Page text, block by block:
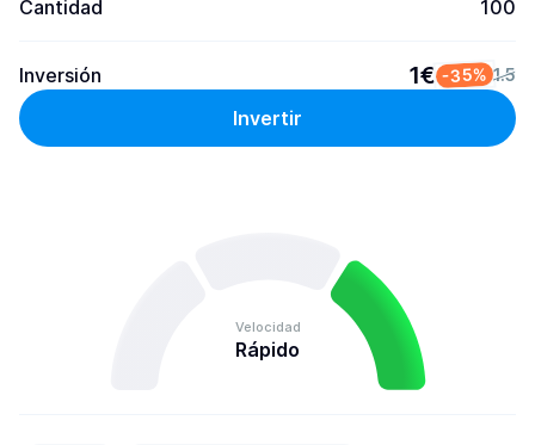
Cantidad 100
Inversión 1€ -35% 1.5
Invertir
Velocidad
Rápido